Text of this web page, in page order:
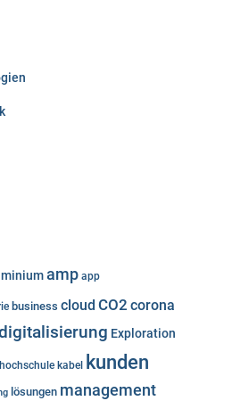
amp app
business cloud CO2 corona
Exploration
hochschule kabel kunden
lösungen management